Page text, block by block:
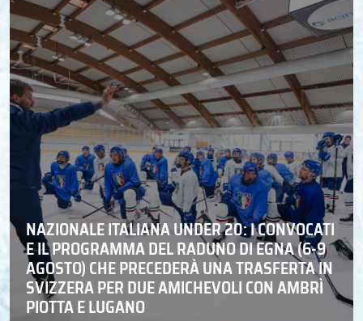
NAZIONALE ITALIANA UNDER 20: I CONVOCATI
E IL PROGRAMMA DEL RADUNO DI EGNA (6-9
AGOSTO) CHE PRECEDERÀ UNA TRASFERTA IN
SVIZZERA PER DUE AMICHEVOLI CON AMBRÌ
PIOTTA E LUGANO